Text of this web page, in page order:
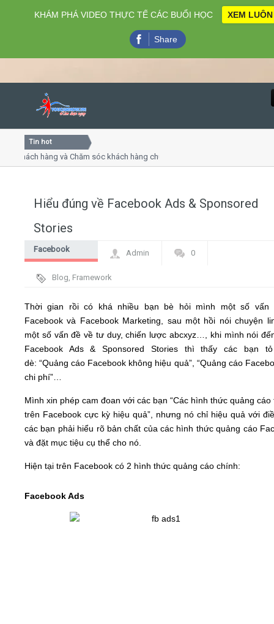
Close
Home
Video
Kiến thức
Liên hệ - Đăng ký
Tìm kiếm
Tin hot
hàng và Chăm sóc khách hàng chuyên nghiệp
Hiểu đúng về Facebook Ads & Sponsored
Stories
Facebook
Admin 0
Blog, Framework
Thời gian rồi có khá nhiều bạn bè hỏi mình một số vấn
Facebook và Facebook Marketing, sau một hồi nói chuyện
một số vấn đề về tư duy, chiến lược abcxyz…, khi mình nói
Facebook Ads & Sponsored Stories thì thấy các bạn
dè: “Quảng cáo Facebook không hiệu quả”, “Quảng cáo
chi phí”…
Mình xin phép cam đoan với các bạn “Các hình thức quảng cáo
trên Facebook cực kỳ hiệu quả”, nhưng nó chỉ hiệu quả với
các bạn phải hiểu rõ bản chất của các hình thức quảng cáo
và đặt mục tiệu cụ thể cho nó.
Hiện tại trên Facebook có 2 hình thức quảng cáo chính:
Facebook Ads
KHÁM PHÁ VIDEO THỰC TẾ CÁC BUỔI HỌC XEM LUÔN
Share